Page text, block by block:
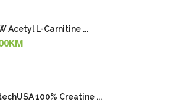
Acetyl L-Carnitine ...
100% Creatine ...